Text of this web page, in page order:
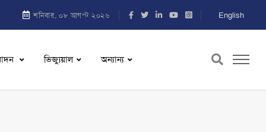
শনিবার, ০৮ আগস্ট ২০২৬ English
ভিজ্যুয়াল অন্যান্য